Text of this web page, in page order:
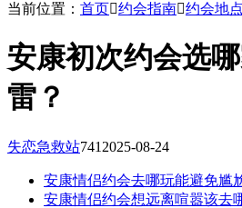
当前位置： 首页约会指南约会地
安康初次约会选
雷？
失恋急救站741 2025-08-24
安康情侣约会去哪玩能避免尴
安康情侣约会想远离喧嚣该去